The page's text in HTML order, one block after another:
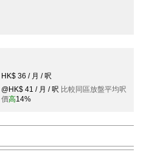
HK$ 36 / 月 / 呎
@HK$ 41 / 月 / 呎 比較同區放盤平均呎
價高14%